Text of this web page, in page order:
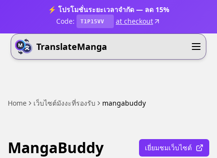
⚡ โปรโมชั่นระยะเวลาจำกัด — ลด 15%
Code:
T1P15VV at checkout
TranslateManga
Home เว็บไซต์มังงะที่รองรับ mangabuddy
MangaBuddy เยี่ยมชมเว็บไซต์